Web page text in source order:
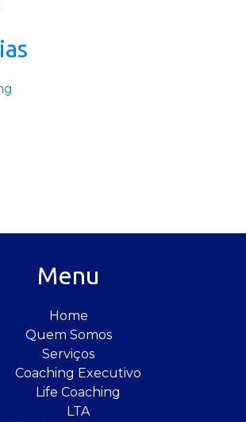
Menu
Home
Quem Somos
Serviços
Coaching Executivo
Life Coaching
LTA